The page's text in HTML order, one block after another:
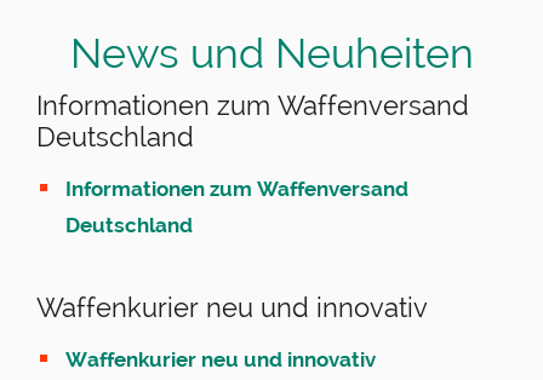
News und Neuheiten
Informationen zum Waffenversand
Deutschland
Informationen zum Waffenversand
Deutschland
Waffenkurier neu und innovativ
Waffenkurier neu und innovativ